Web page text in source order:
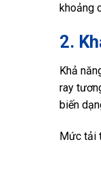
khoảng
2.
Khả
ray
biến
Mức tải